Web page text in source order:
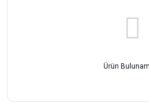
Ürün